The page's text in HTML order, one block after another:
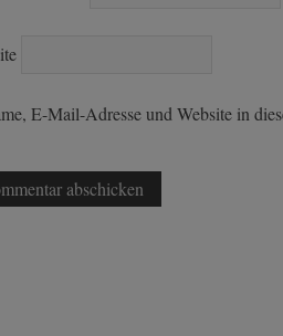
E-Mail-Adresse und Website in